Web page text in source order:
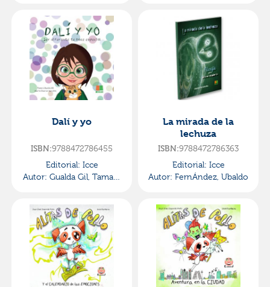
Dalí y yo
ISBN:9788472786455
Editorial: Icce
Autor: Gualda Gil, Tamara
La mirada de la
lechuza
ISBN:9788472786363
Editorial: Icce
Autor: FernÁndez, Ubaldo